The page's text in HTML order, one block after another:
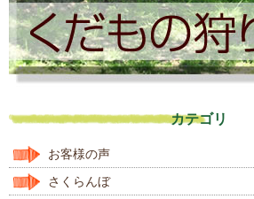
カテゴリ
お客様の声
さくらんぼ